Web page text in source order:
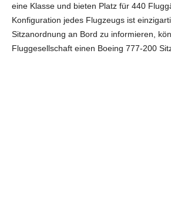
eine Klasse und bieten Platz für 440
Konfiguration jedes Flugzeugs ist
Sitzanordnung an Bord zu informieren,
Fluggesellschaft einen Boeing 777-200